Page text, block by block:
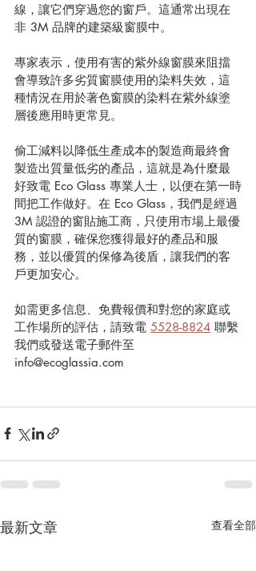
線，讓它們穿過您的窗戶。這通常出現在
非 3M 品牌的建築級窗膜中。
專家表示，使用有害的紫外線窗膜來阻擋
會導致許多劣質窗膜使用的染料失效，這
種情況在用於著色窗膜的染料在紫外線塗
層後應用時更常見。
偷工減料以降低生產成本的製造商最終會
製造出質量低劣的產品，這就是為什麼最
好致電 Eco Glass 專業人士，以便在第一時
間把工作做好。在 Eco Glass，我們是經過
3M 認證的窗貼施工商，只使用市場上最優
質的窗膜，確保您獲得最好的產品和服
務，並以優質的保修為後盾，讓我們的客
戶更加安心。
如需更多信息、免費報價和對您的家庭或
工作場所的評估，請致電 5528-8824 聯繫
我們或發送電子郵件至
info@ecoglassia.com
最新文章 查看全部